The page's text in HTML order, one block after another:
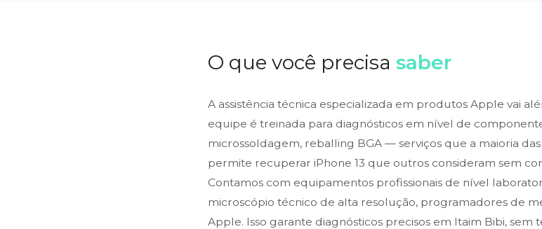
O que você precisa saber
A assistência técnica especializada em produtos Apple vai
equipe é treinada para diagnósticos em nível de
microssoldagem, reballing BGA — serviços que a maioria das
permite recuperar iPhone 13 que outros consideram sem
Contamos com equipamentos profissionais de nível
microscópio técnico de alta resolução, programadores de
Apple. Isso garante diagnósticos precisos em Itaim Bibi, sem